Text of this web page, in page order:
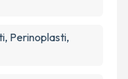
Perinoplasti,